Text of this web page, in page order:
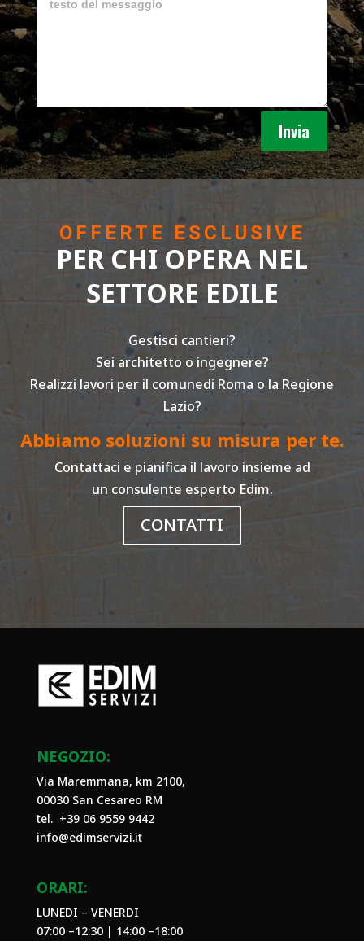
Invia
OFFERTE ESCLUSIVE
PER CHI OPERA NEL
SETTORE EDILE
Gestisci cantieri?
Sei architetto o ingegnere?
Realizzi lavori per il comunedi Roma o la Regione
Lazio?
Abbiamo soluzioni su misura per te.
Contattaci e pianifica il lavoro insieme ad
un consulente esperto Edim.
CONTATTI
NEGOZIO:
Via Maremmana, km 2100,
00030 San Cesareo RM
tel. +39 06 9559 9442
info@edimservizi.it
ORARI:
LUNEDI – VENERDI
07:00 –12:30 | 14:00 –18:00